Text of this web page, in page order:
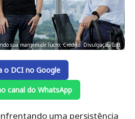
sua margem de lucro. Crédito: Divulgação/Loft
o DCI no Google
canal do WhatsApp
uma persistência